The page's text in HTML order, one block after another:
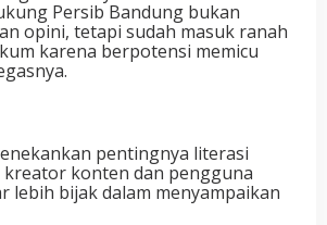
Persib Bandung bukan
opini, tetapi sudah masuk ranah
karena berpotensi memicu
pentingnya literasi
konten dan pengguna
lebih bijak dalam menyampaikan